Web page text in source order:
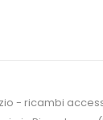
- ricambi